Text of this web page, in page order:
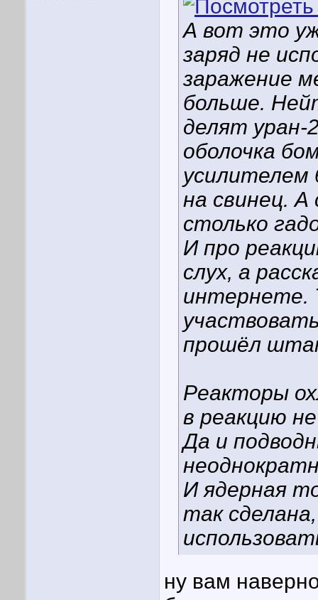
А вот это
заряд не
заражение
больше.
делят уран-
оболочка
усилителем
на свинец.
столько
И про
слух, а
интернете.
прошёл
Реакторы
в реакцию
Да и
И ядерная
так
ну вам